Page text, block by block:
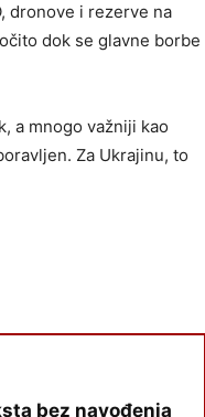
dronove i rezerve na
dok se glavne borbe
a mnogo važniji kao
Za Ukrajinu, to
bez navođenja